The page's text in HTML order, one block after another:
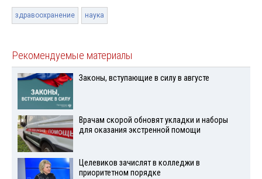
здравоохранение наука
Рекомендуемые материалы
Законы, вступающие в силу в августе
Врачам скорой обновят укладки и наборы
для оказания экстренной помощи
Целевиков зачислят в колледжи в
приоритетном порядке